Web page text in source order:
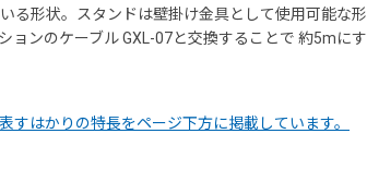
る形状。スタンドは壁掛け金具として使用可能な形
ョンのケーブル GXL-07と交換することで 約5mにす
すはかりの特長をページ下方に掲載しています。